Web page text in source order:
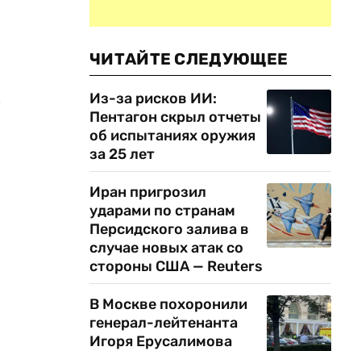
ЧИТАЙТЕ СЛЕДУЮЩЕЕ
Из-за рисков ИИ:
Пентагон скрыл отчеты
об испытаниях оружия
за 25 лет
Иран пригрозил
ударами по странам
Персидского залива в
случае новых атак со
стороны США — Reuters
В Москве похоронили
генерал-лейтенанта
Игоря Ерусалимова